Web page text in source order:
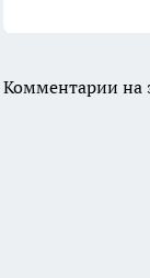
Комментарии на